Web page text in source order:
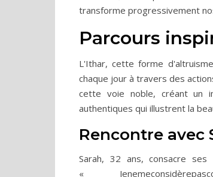
transforme progressivement
Parcours
L'Ithar, cette forme
chaque jour à travers des
cette voie noble, créant un
authentiques qui illustrent la
Rencontre avec
Sarah, 32 ans, consacre
«